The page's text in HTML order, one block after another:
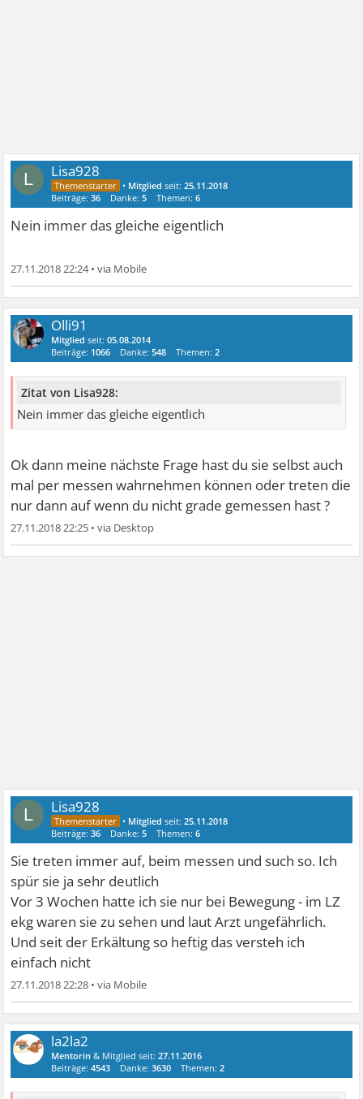
L Lisa928
• Mitglied seit:25.11.2018
Beiträge:36 Danke:5 Themen:6
Nein immer das gleiche eigentlich
27.11.2018 22:24•
Olli91
Mitglied seit:05.08.2014
Beiträge: 1066 Danke:548 Themen:2
Zitat von Lisa928:
Nein immer das gleiche eigentlich
Ok dann meine nächste Frage hast du sie selbst auch
mal per messen wahrnehmen können oder treten die
nur dann auf wenn du nicht grade gemessen hast ?
27.11.2018 22:25 •
L Lisa928
• Mitglied seit:25.11.2018
Beiträge:36 Danke:5 Themen:6
Sie treten immer auf, beim messen und such so. Ich
spür sie ja sehr deutlich
Vor 3 Wochen hatte ich sie nur bei Bewegung - im LZ
ekg waren sie zu sehen und laut Arzt ungefährlich.
Und seit der Erkältung so heftig das versteh ich
einfach nicht
27.11.2018 22:28 •
la2la2
Mentorin & Mitglied seit:27.11.2016
Beiträge:4543 Danke:3630 Themen:2